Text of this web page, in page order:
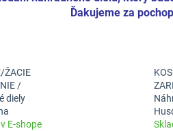
Ďakujeme za
ŽACIE
/
diely
E-shope